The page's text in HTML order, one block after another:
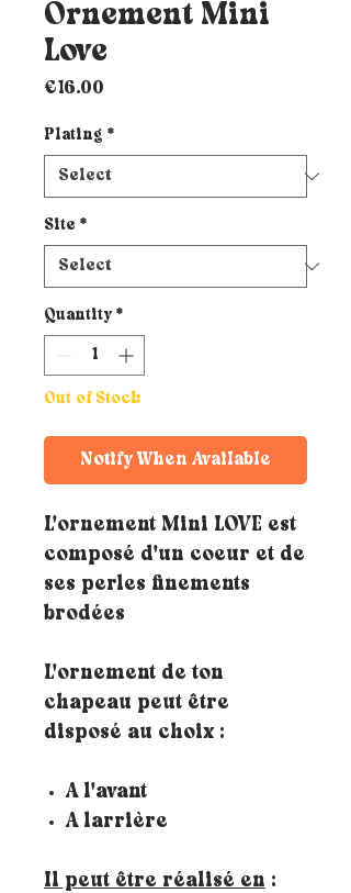
Ornement Mini
Love
€16.00
Plating *
Site *
Quantity *
Out of Stock
Notify When Available
L'ornement Mini LOVE est
composé d'un coeur et de
ses perles finements
brodées
L'ornement de ton
chapeau peut être
disposé au choix :
A l'avant
A larrière
Il peut être réalisé en :